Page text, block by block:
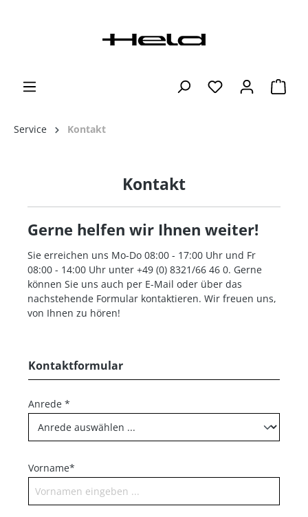
Service Kontakt
Kontakt
Gerne helfen wir Ihnen weiter!
Sie erreichen uns Mo-Do 08:00 - 17:00 Uhr und Fr
08:00 - 14:00 Uhr unter +49 (0) 8321/66 46 0. Gerne
können Sie uns auch per E-Mail oder über das
nachstehende Formular kontaktieren. Wir freuen uns,
von Ihnen zu hören!
Kontaktformular
Anrede *
Vorname*